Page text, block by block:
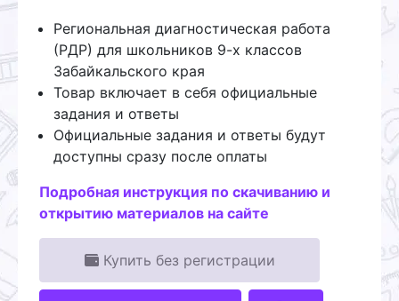
Региональная диагностическая работа
(РДР) для школьников 9-х классов
Забайкальского края
Товар включает в себя официальные
задания и ответы
Официальные задания и ответы будут
доступны сразу после оплаты
Подробная инструкция по скачиванию и
открытию материалов на сайте
Купить без регистрации